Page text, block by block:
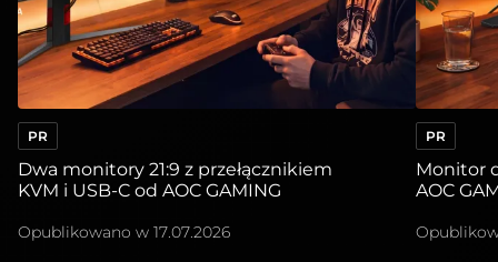
PR
Dwa monitory 21:9 z przełącznikiem
KVM i USB-C od AOC GAMING
Opublikowano w 17.07.2026
PR
Monitor
AOC